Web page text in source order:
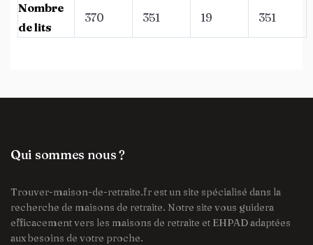
Nombre
de lits
370 351 19 351
Qui sommes nous ?
Trouver-maison-de-retraite.fr est un site spécialisé dans la
recherche de maisons de retraite. Notre site vous guidera
efficacement vers les maisons de retraite et EHPAD adaptées
aux besoins de votre proche.